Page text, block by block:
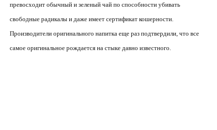
превосходит обычный и зеленый чай по способности убивать
свободные радикалы и даже имеет сертификат кошерности.
Производители оригинального напитка еще раз подтвердили, что все
самое оригинальное рождается на стыке давно известного.